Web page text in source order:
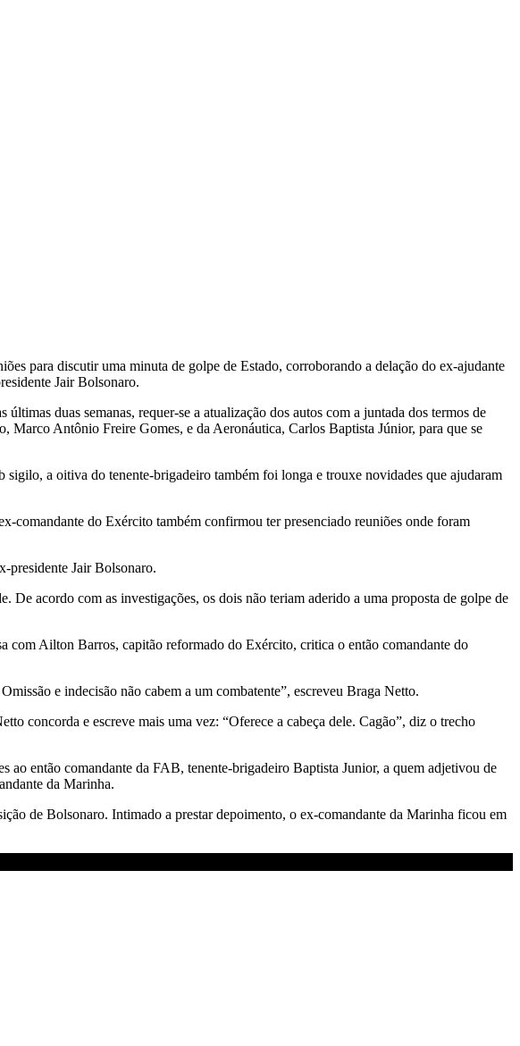
para discutir uma minuta de golpe de Estado, corroborando a delação do ex-ajudante
Jair Bolsonaro.
duas semanas, requer-se a atualização dos autos com a juntada dos termos de
Marco Antônio Freire Gomes, e da Aeronáutica, Carlos Baptista Júnior, para que se
a oitiva do tenente-brigadeiro também foi longa e trouxe novidades que ajudaram
comandante do Exército também confirmou ter presenciado reuniões onde foram
presidente Jair Bolsonaro.
De acordo com as investigações, os dois não teriam aderido a uma proposta de golpe de
com Ailton Barros, capitão reformado do Exército, critica o então comandante do
e indecisão não cabem a um combatente”, escreveu Braga Netto.
concorda e escreve mais uma vez: “Oferece a cabeça dele. Cagão”, diz o trecho
ao então comandante da FAB, tenente-brigadeiro Baptista Junior, a quem adjetivou de
da Marinha.
de Bolsonaro. Intimado a prestar depoimento, o ex-comandante da Marinha ficou em